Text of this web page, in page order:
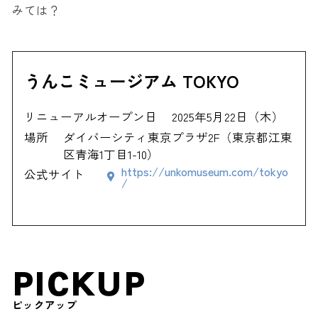
みては？
うんこミュージアム TOKYO
リニューアルオープン日
2025年5月22日（木）
場所
ダイバーシティ東京プラザ2F（東京都江東
区青海1丁目1-10）
公式サイト
https://unkomuseum.com/tokyo
/
PICKUP
ピックアップ